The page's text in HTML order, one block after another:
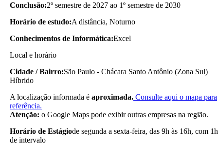
Conclusão:2º semestre de 2027 ao 1º semestre de 2030
Horário de estudo:A distância, Noturno
Conhecimentos de Informática:Excel
Local e horário
Cidade / Bairro:São Paulo - Chácara Santo Antônio (Zona Sul)
Híbrido
A localização informada é aproximada. Consulte aqui o mapa para
referência.
Atenção: o Google Maps pode exibir outras empresas na região.
Horário de Estágiode segunda a sexta-feira, das 9h às 16h, com 1h
de intervalo